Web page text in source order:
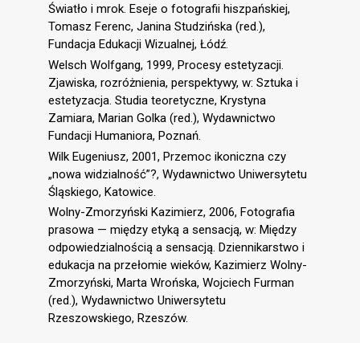
Światło i mrok. Eseje o fotografii hiszpańskiej,
Tomasz Ferenc, Janina Studzińska (red.),
Fundacja Edukacji Wizualnej, Łódź.
Welsch Wolfgang, 1999, Procesy estetyzacji.
Zjawiska, rozróżnienia, perspektywy, w: Sztuka i
estetyzacja. Studia teoretyczne, Krystyna
Zamiara, Marian Golka (red.), Wydawnictwo
Fundacji Humaniora, Poznań.
Wilk Eugeniusz, 2001, Przemoc ikoniczna czy
„nowa widzialność”?, Wydawnictwo Uniwersytetu
Śląskiego, Katowice.
Wolny-Zmorzyński Kazimierz, 2006, Fotografia
prasowa — między etyką a sensacją, w: Między
odpowiedzialnością a sensacją. Dziennikarstwo i
edukacja na przełomie wieków, Kazimierz Wolny-
Zmorzyński, Marta Wrońska, Wojciech Furman
(red.), Wydawnictwo Uniwersytetu
Rzeszowskiego, Rzeszów.